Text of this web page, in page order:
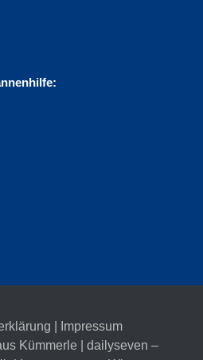
Impressum
Kümmerle | dailyseven –